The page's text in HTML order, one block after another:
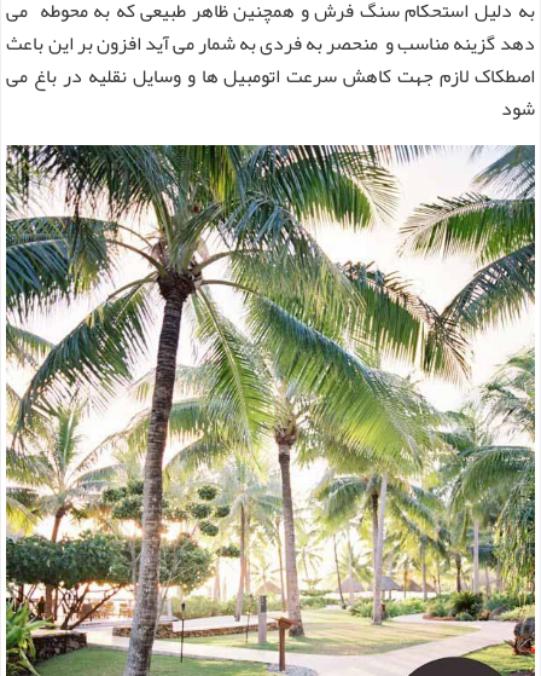
به دلیل استحکام سنگ فرش و همچنین ظاهر طبیعی که به محوطه می
دهد گزینه مناسب و منحصر به فردی به شمار می آید افزون بر این باعث
اصطکاک لازم جهت کاهش سرعت اتومبیل ها و وسایل نقلیه در باغ می
شود